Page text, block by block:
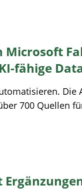
fähige
Die
700 Quellen